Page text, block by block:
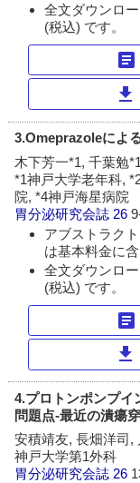
全文ダウンロ
(税込) です。
article
download
3.Omeprazoleによ
木下芳一*1, 千葉勉
*1神戸大学老年科,
院, *4神戸海星病院
胃分泌研究会誌 26
アブストラク
は基本料金に含
全文ダウンロ
(税込) です。
article
download
4.プロトンポンプイ
問題点-最近の潰瘍
安積靖友, 長畑洋司,
神戸大学第1外科
胃分泌研究会誌 26